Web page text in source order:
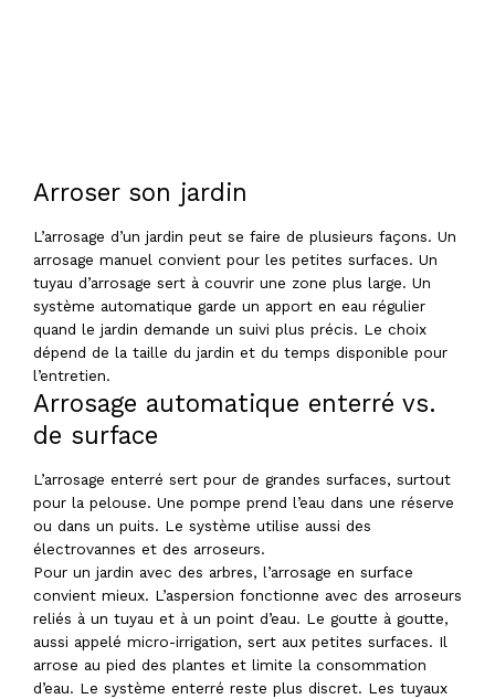
Arroser son jardin
L’arrosage d’un jardin peut se faire de plusieurs façons. Un
arrosage manuel convient pour les petites surfaces. Un
tuyau d’arrosage sert à couvrir une zone plus large. Un
système automatique garde un apport en eau régulier
quand le jardin demande un suivi plus précis. Le choix
dépend de la taille du jardin et du temps disponible pour
l’entretien.
Arrosage automatique enterré vs.
de surface
L’arrosage enterré sert pour de grandes surfaces, surtout
pour la pelouse. Une pompe prend l’eau dans une réserve
ou dans un puits. Le système utilise aussi des
électrovannes et des arroseurs.
Pour un jardin avec des arbres, l’arrosage en surface
convient mieux. L’aspersion fonctionne avec des arroseurs
reliés à un tuyau et à un point d’eau. Le goutte à goutte,
aussi appelé micro-irrigation, sert aux petites surfaces. Il
arrose au pied des plantes et limite la consommation
d’eau. Le système enterré reste plus discret. Les tuyaux